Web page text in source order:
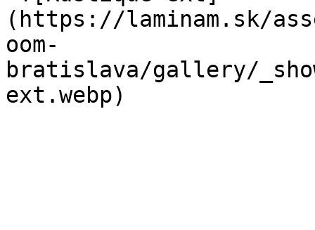
(https://laminam.sk/
oom-
bratislava/gallery/
ext.webp)